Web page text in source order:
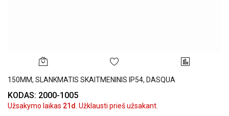
150MM, SLANKMATIS SKAITMENINIS IP54, DASQUA
KODAS: 2000-1005
Užsakymo laikas 21d . Užklausti prieš užsakant.